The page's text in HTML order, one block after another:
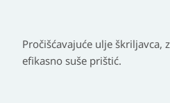
Pročišćavajuće ulje škriljavca,
efikasno suše prištić.